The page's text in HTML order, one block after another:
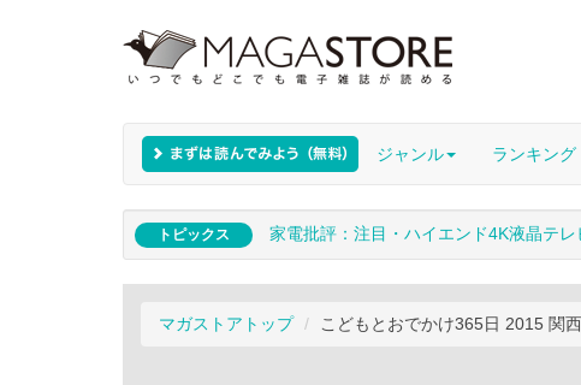
ジャンル ランキング
トピックス 家電批評：注目・ハイエンド4K液晶テレ
マガストアトップ こどもとおでかけ365日 2015 関